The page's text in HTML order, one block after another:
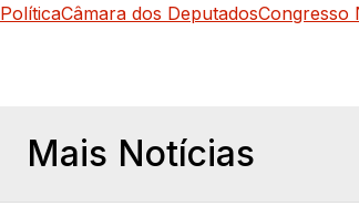
PolíticaCâmara dos DeputadosCongresso
Mais Notícias